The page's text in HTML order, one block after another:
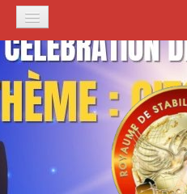
ACCUEIL
PRÉSENTATION